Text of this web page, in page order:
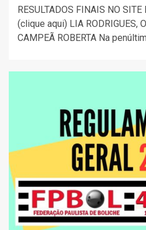
RESULTADOS FINAIS NO
(clique aqui) LIA RODRIGUES,
CAMPEÃ ROBERTA Na